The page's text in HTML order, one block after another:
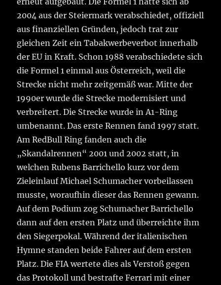
2004 aus der Steiermark verabschiedet, offiziell
aus finanziellen Gründen, jedoch trat zur
gleichen Zeit ein Tabakwerbeverbot innerhalb
der EU in Kraft. Schon 1988 verabschiedete sich
die Formel 1 einmal aus Österreich, weil die
Strecke nicht mehr zeitgemäß war. Mitte der
1990er wurde die Strecke modernisiert und
verbreitert. Die Strecke wurde in A1-Ring
umbenannt. Das erste Rennen fand 1997 statt.
Am RedBull Ring fanden auch die
„Skandalrennen“ 2001 und 2002 statt, in
welchen Rubens Barrichello kurz vor dem
Zieleinlauf Michael Schumacher vorbeilassen
musste, woraufhin dieser das Rennen gewann.
Auf dem Podium zog Schumacher Barrichello
dann auf den ersten Platz und überreichte ihm
den Siegerpokal. Während der italienischen
Hymne standen beide Fahrer auf dem ersten
Platz. Die FIA wertete dies als Verstoß gegen
das Protokoll und bestrafte Ferrari mit einer